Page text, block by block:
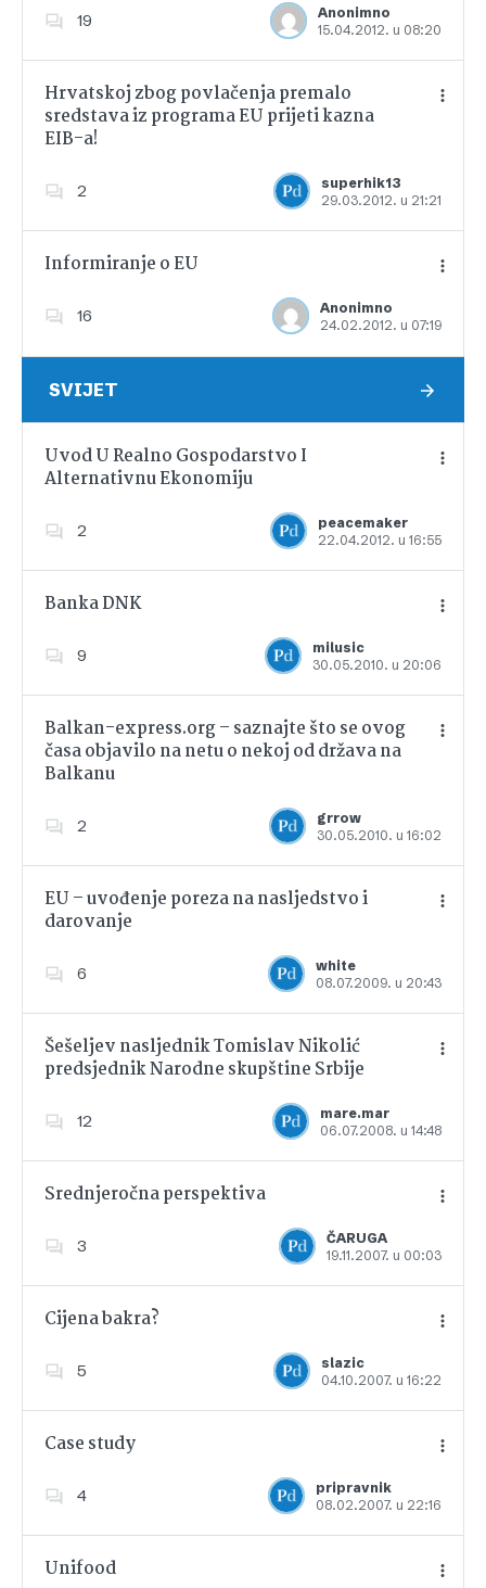
19
Anonimno
15.04.2012. u 08:20
Dodajte u favorite
Hrvatskoj zbog povlačenja premalo
sredstava iz programa EU prijeti kazna
EIB-a!
2
superhik13
29.03.2012. u 21:21
Informiranje o EU
16
Anonimno
24.02.2012. u 07:19
Dodajte u favorite
SVIJET
Uvod U Realno Gospodarstvo I
Alternativnu Ekonomiju
2
peacemaker
22.04.2012. u 16:55
Dodajte u favorite
Banka DNK
9
milusic
30.05.2010. u 20:06
Dodajte u favorite
Balkan-express.org – saznajte što se ovog
časa objavilo na netu o nekoj od država na
Balkanu
2
grrow
30.05.2010. u 16:02
EU – uvođenje poreza na nasljedstvo i
darovanje
6
white
08.07.2009. u 20:43
Dodajte u favorite
Šešeljev nasljednik Tomislav Nikolić
predsjednik Narodne skupštine Srbije
12
mare.mar
06.07.2008. u 14:48
Dodajte u favorite
Srednjeročna perspektiva
3
ČARUGA
19.11.2007. u 00:03
Dodajte u favorite
Cijena bakra?
5
slazic
04.10.2007. u 16:22
Dodajte u favorite
Case study
4
pripravnik
08.02.2007. u 22:16
Dodajte u favorite
Unifood